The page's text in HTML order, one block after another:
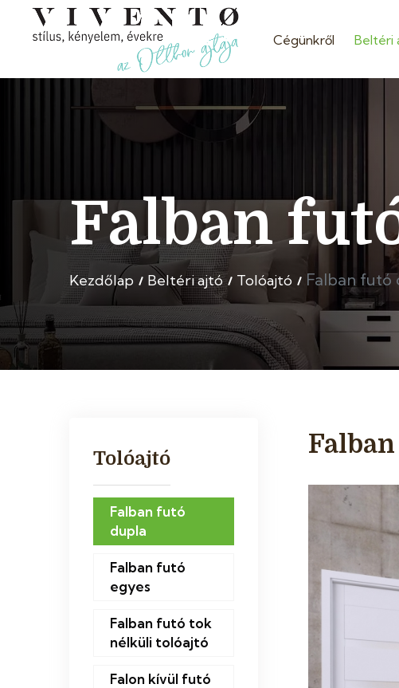
Cégünkről Beltéri
Falban
Kezdőlap Beltéri ajtó Tolóajtó Falban futó
Tolóajtó
Falban futó
dupla
Falban futó
egyes
Falban futó tok
nélküli tolóajtó
Falon kívül futó